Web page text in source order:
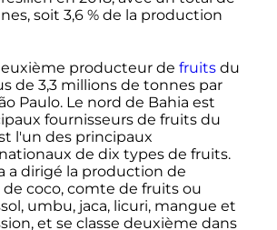
soit 3,6 % de la production
producteur de fruitsdu
de 3,3 millionsde tonnes par
Paulo. Le nord de Bahia est
fournisseurs de fruits du
l'un des principaux
de dix types de fruits.
a dirigé la production de
de coco, comte de fruits ou
umbu, jaca, licuri, mangue et
et se classe deuxième dans